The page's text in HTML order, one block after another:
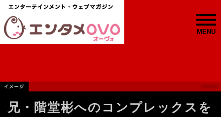
MENU
兄・階堂彬へのコンプレックスを